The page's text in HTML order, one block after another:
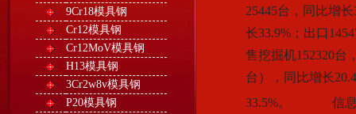
9Cr18模具钢
Cr12模具钢
Cr12MoV模具钢
H13模具钢
3Cr2w8v模具钢
P20模具钢
25445台，同比增
长33.9%；出口
售挖掘机152320台
台），同比增长
33.5%。 信息